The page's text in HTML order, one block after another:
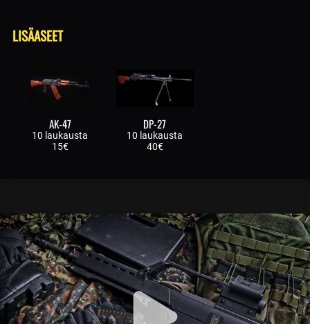
LISÄASEET
AK-47
10 laukausta
15€
DP-27
10 laukausta
40€